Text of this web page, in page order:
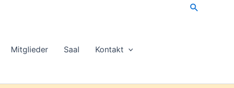
Suchen
Mitglieder Saal Kontakt